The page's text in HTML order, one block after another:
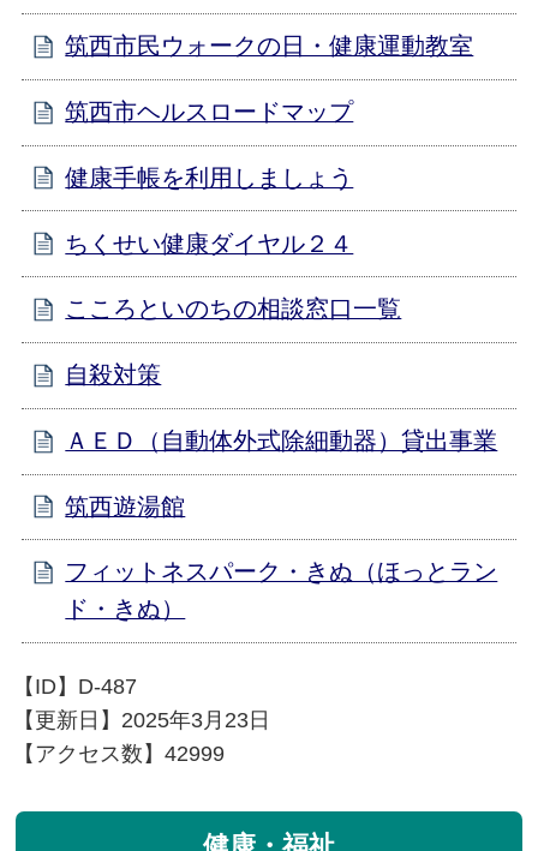
筑西市民ウォークの日・健康運動教室
筑西市ヘルスロードマップ
健康手帳を利用しましょう
ちくせい健康ダイヤル２４
こころといのちの相談窓口一覧
自殺対策
ＡＥＤ（自動体外式除細動器）貸出事業
筑西遊湯館
フィットネスパーク・きぬ（ほっとラン
ド・きぬ）
【ID】 D-487
【更新日】 2025年3月23日
【アクセス数】42999